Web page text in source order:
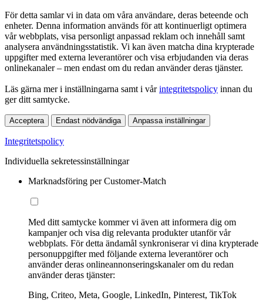
För detta samlar vi in data om våra användare, deras beteende och
enheter. Denna information används för att kontinuerligt optimera
vår webbplats, visa personligt anpassad reklam och innehåll samt
analysera användningsstatistik. Vi kan även matcha dina krypterade
uppgifter med externa leverantörer och visa erbjudanden via deras
onlinekanaler – men endast om du redan använder deras tjänster.
Läs gärna mer i inställningarna samt i vårintegritetspolicy innan du
ger ditt samtycke.
Acceptera Endast nödvändiga Anpassa inställningar
Integritetspolicy
Individuella sekretessinställningar
Marknadsföring per Customer-Match
Med ditt samtycke kommer vi även att informera dig om
kampanjer och visa dig relevanta produkter utanför vår
webbplats. För detta ändamål synkroniserar vi dina krypterade
personuppgifter med följande externa leverantörer och
använder deras onlineannonseringskanaler om du redan
använder deras tjänster:
Bing, Criteo, Meta, Google, LinkedIn, Pinterest, TikTok